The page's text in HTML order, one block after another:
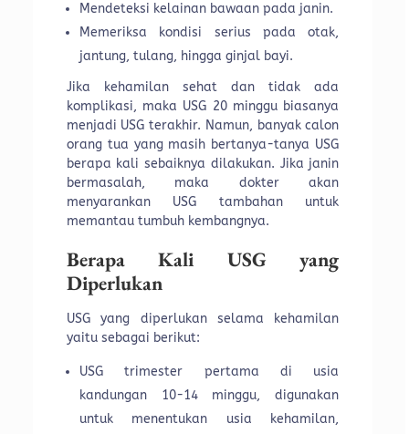
Mendeteksi kelainan bawaan pada janin.
Memeriksa kondisi serius pada otak,
jantung, tulang, hingga ginjal bayi.
Jika kehamilan sehat dan tidak ada
komplikasi, maka USG 20 minggu biasanya
menjadi USG terakhir. Namun, banyak calon
orang tua yang masih bertanya-tanya USG
berapa kali sebaiknya dilakukan. Jika janin
bermasalah, maka dokter akan
menyarankan USG tambahan untuk
memantau tumbuh kembangnya.
Berapa Kali USG yang
Diperlukan
USG yang diperlukan selama kehamilan
yaitu sebagai berikut:
USG trimester pertama di usia
kandungan 10-14 minggu, digunakan
untuk menentukan usia kehamilan,